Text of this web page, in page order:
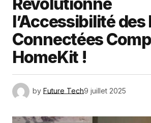
l’Accessibilité
Connectées
HomeKit !
by Future Tech9 juillet 2025